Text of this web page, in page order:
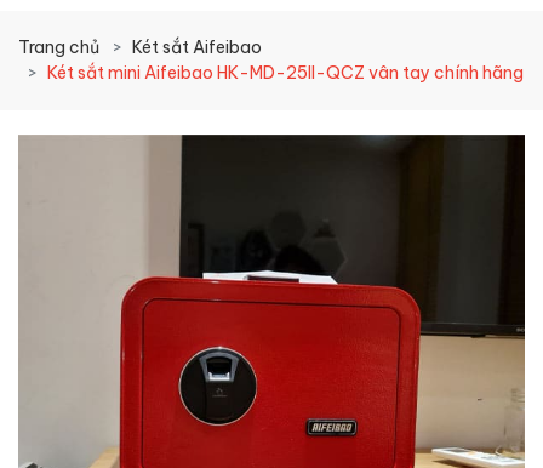
Trang chủ
Két sắt Aifeibao
Két sắt mini Aifeibao HK-MD-25II-QCZ vân tay chính hãng